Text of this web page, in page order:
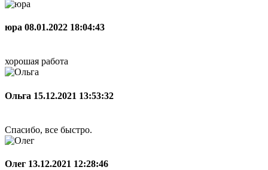
юра 08.01.2022 18:04:43
хорошая работа
Ольга 15.12.2021 13:53:32
Спасибо, все быстро.
Олег 13.12.2021 12:28:46